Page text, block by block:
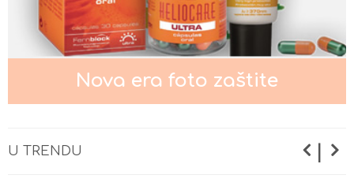
Nova era foto zaštite
U TRENDU |
Nega masne i mešovite kože lica